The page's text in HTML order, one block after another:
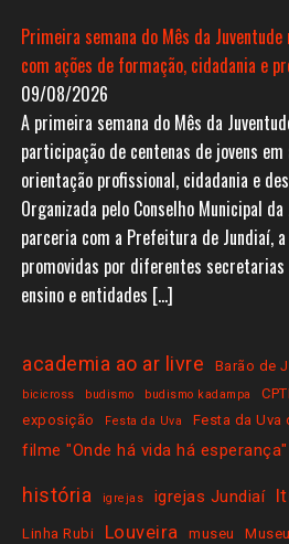
Primeira semana do Mês da
com ações de formação, cidadania e
09/08/2026
A primeira semana do Mês da
participação de centenas de jovens
orientação profissional, cidadania e
Organizada pelo Conselho Municipal da
parceria com a Prefeitura de Jundiaí,
promovidas por diferentes
ensino e entidades […]
academia ao ar livre Barão de
bicicross budismo budismo kadampa
exposição Festa da Uva Festa da Uva
filme "Onde há vida há esperança"
história
igrejas igrejas Jundiaí
Linha Rubi Louveira museu